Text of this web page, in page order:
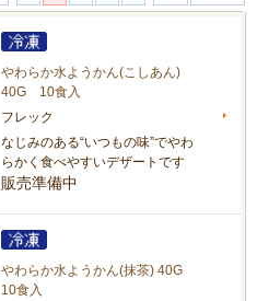
やわらか水ようかん(こしあん)
40G 10食入
フレック
なじみのある“いつもの味”でやわ
らかく食べやすいデザートです
販売準備中
やわらか水ようかん(抹茶) 40G
10食入